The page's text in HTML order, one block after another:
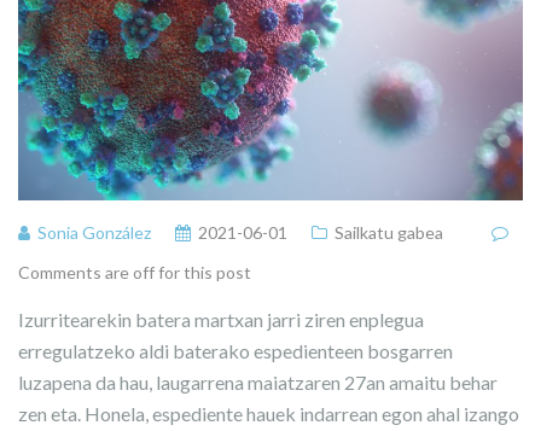
Sonia González 2021-06-01
Sailkatu gabea
Comments are off for this post
Izurritearekin batera martxan jarri ziren enplegua
erregulatzeko aldi baterako espedienteen bosgarren
luzapena da hau, laugarrena maiatzaren 27an amaitu behar
zen eta. Honela, espediente hauek indarrean egon ahal izango